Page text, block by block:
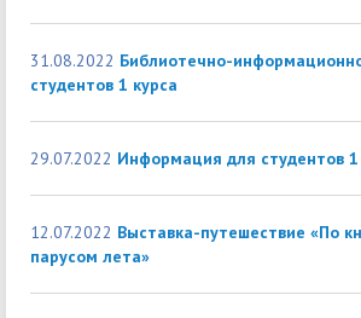
31.08.2022 Библиотечно-
студентов 1 курса
29.07.2022 Информация для студентов 1
12.07.2022 Выставка-путешествие «По
парусом лета»